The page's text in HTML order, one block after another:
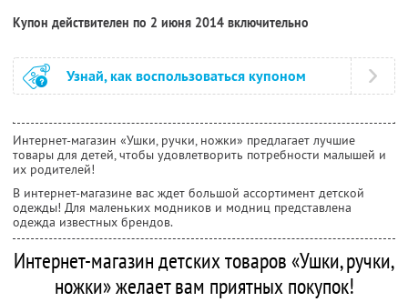
Купон действителен по 2 июня 2014 включительно
Узнай, как воспользоваться купоном
Интернет-магазин «Ушки, ручки, ножки» предлагает лучшие
товары для детей, чтобы удовлетворить потребности малышей и
их родителей!
В интернет-магазине вас ждет большой ассортимент детской
одежды! Для маленьких модников и модниц представлена
одежда известных брендов.
Интернет-магазин детских товаров «Ушки, ручки,
ножки» желает вам приятных покупок!